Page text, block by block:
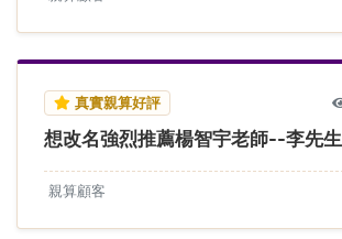
真實親算好評
想改名強烈推薦楊智宇老師--李先生
親算顧客